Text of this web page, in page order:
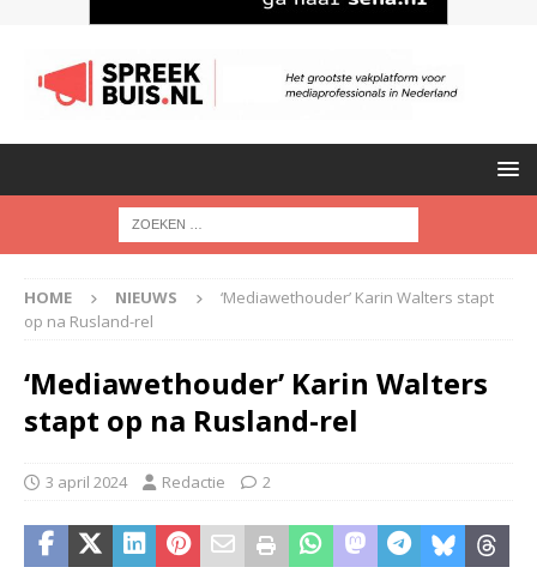
HOME NIEUWS
‘Mediawethouder’ Karin Walters stapt
op na Rusland-rel
‘Mediawethouder’ Karin Walters
stapt op na Rusland-rel
3 april 2024 Redactie 2